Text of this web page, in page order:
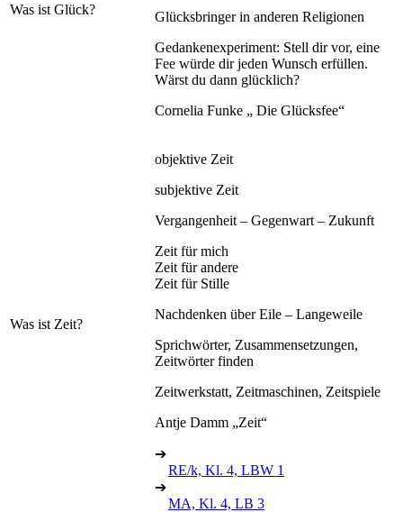
Was ist Glück?
Glücksbringer in anderen Religionen
Gedankenexperiment: Stell dir vor, eine
Fee würde dir jeden Wunsch erfüllen.
Wärst du dann glücklich?
Cornelia Funke „ Die Glücksfee“
Was ist Zeit?
objektive Zeit
subjektive Zeit
Vergangenheit – Gegenwart – Zukunft
Zeit für mich
Zeit für andere
Zeit für Stille
Nachdenken über Eile – Langeweile
Sprichwörter, Zusammensetzungen,
Zeitwörter finden
Zeitwerkstatt, Zeitmaschinen, Zeitspiele
Antje Damm „Zeit“
➔
RE/k, Kl. 4, LBW 1
➔
MA, Kl. 4, LB 3